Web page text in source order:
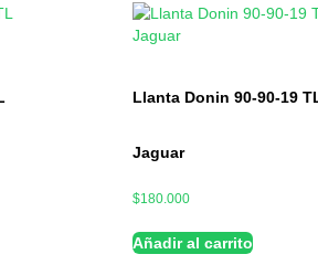
Llanta Donin 90-90-19
Jaguar
$180.000
Añadir al carrito